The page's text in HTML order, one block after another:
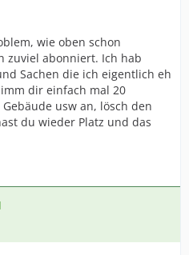
wie oben schon
zuviel abonniert. Ich hab
Sachen die ich eigentlich eh
dir einfach mal 20
usw an, lösch den
du wieder Platz und das